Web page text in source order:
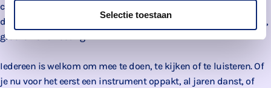
Selectie toestaan
creativiteit ontdekken, ontwikkelen en delen. Van muziekles en
dans tot theater, kunst en design: Bij ToBe draait het om plezier,
groei en ontmoeting!
Iedereen is welkom om mee te doen, te kijken of te luisteren. Of
je nu voor het eerst een instrument oppakt, al jaren danst, of